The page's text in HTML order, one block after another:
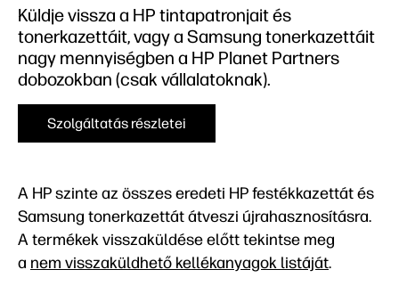
Küldje vissza a HP tintapatronjait és
tonerkazettáit, vagy a Samsung tonerkazettáit
nagy mennyiségben a HP Planet Partners
dobozokban (csak vállalatoknak).
Szolgáltatás részletei
A HP szinte az összes eredeti HP festékkazettát és
Samsung tonerkazettát átveszi újrahasznosításra.
A termékek visszaküldése előtt tekintse meg
a nem visszaküldhető kellékanyagok listáját.